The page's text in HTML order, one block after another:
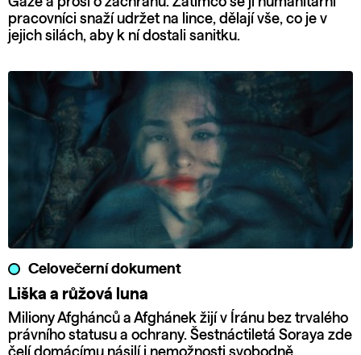
pracovníci snaží udržet na lince, dělají vše, co je v
jejich silách, aby k ní dostali sanitku.
Celovečerní dokument
Liška a růžová luna
Miliony Afghánců a Afghánek žijí v Íránu bez trvalého
právního statusu a ochrany. Šestnáctiletá Soraya zde